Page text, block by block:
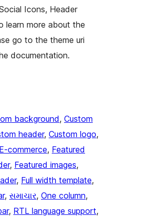
Icons, Header
learn more about the
go to the theme uri
documentation.
background, Custom
header, Custom logo
E-commerce, Featured
, Featured images
, Full width template
, સમાચાર, One column
, RTL language support